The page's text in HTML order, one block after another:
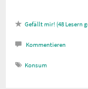
48 Lesern
Kommentieren
Konsum